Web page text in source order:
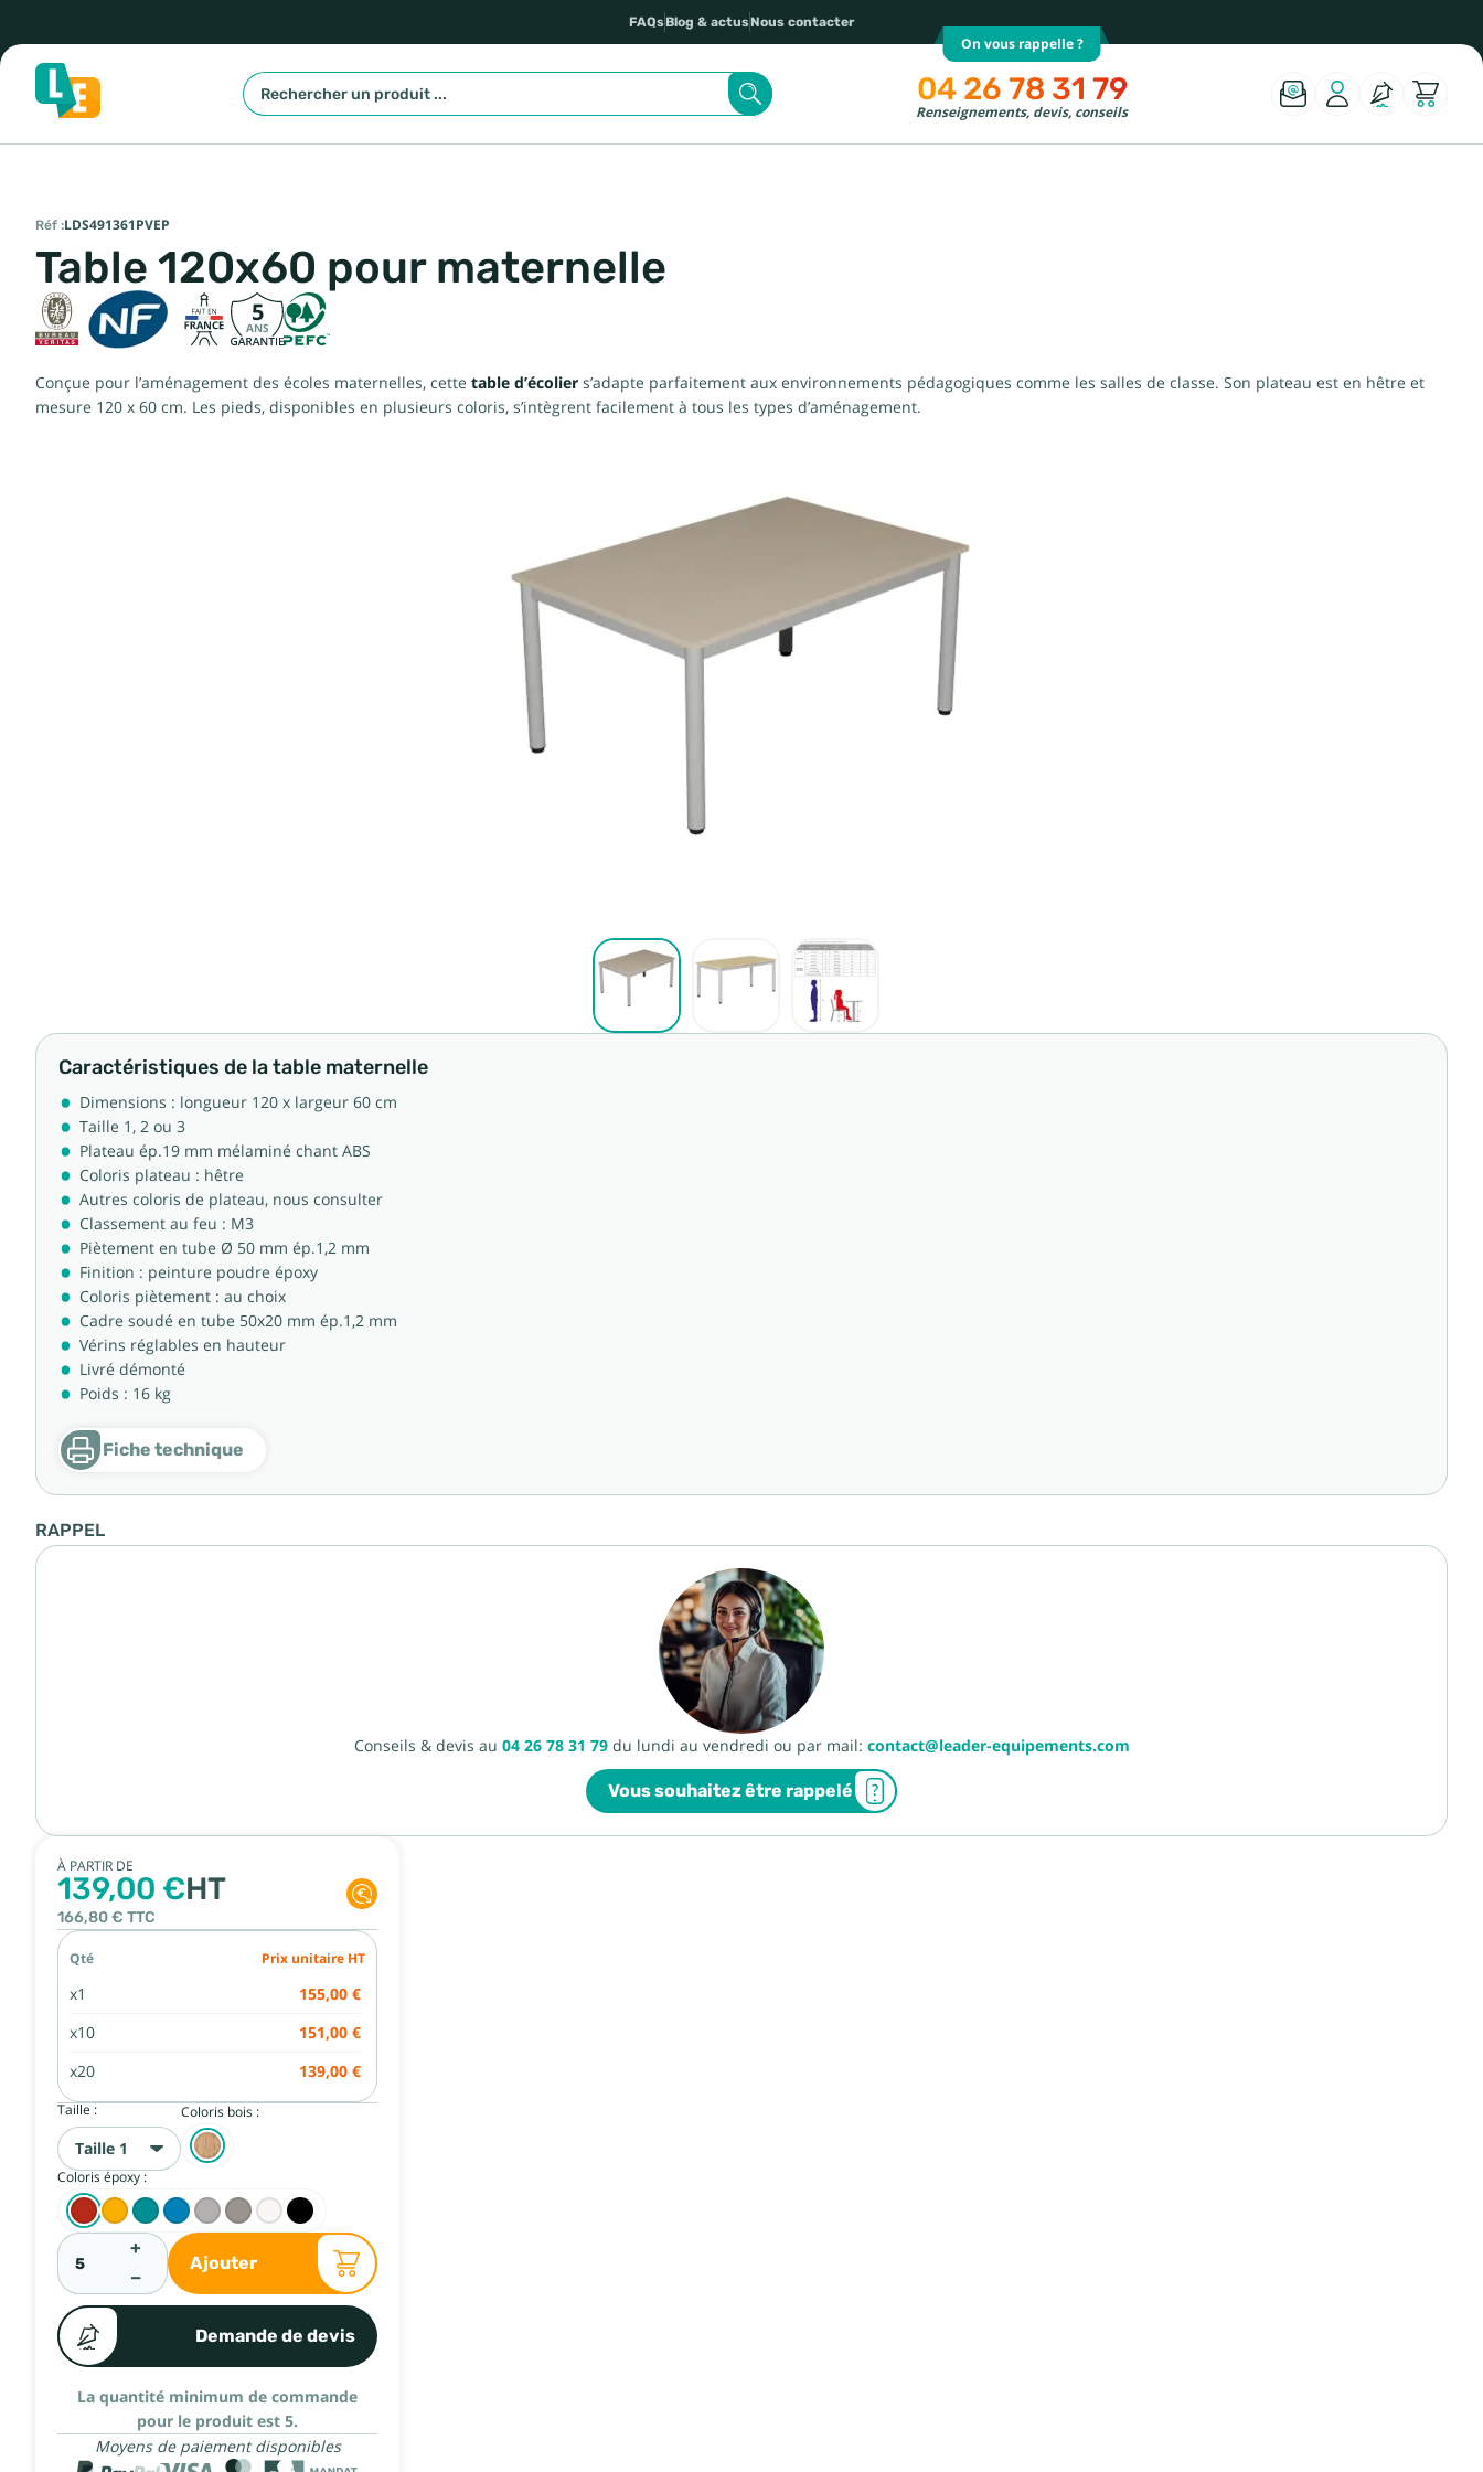
FAQsBlog & actusNous contacter
On vous rappelle ?
04 26 78 31 79
Renseignements, devis, conseils
À PARTIR DE
139,00 €HT
166,80 € TTC
Qté Prix unitaire HT
x1 155,00 €
x10 151,00 €
x20 139,00 €
Taille :
Taille 1
Coloris bois :
Coloris époxy :
+
−
Ajouter
Demande de devis
La quantité minimum de commande
pour le produit est 5.
Moyens de paiement disponibles
Réf :LDS491361PVEP
Table 120x60 pour maternelle
5
ANS
Conçue pour l’aménagement des écoles maternelles, cette table d’écolier s’adapte parfaitement aux environnements pédagogiques comme les salles de classe. Son plateau est en hêtre et
mesure 120 x 60 cm. Les pieds, disponibles en plusieurs coloris, s’intègrent facilement à tous les types d’aménagement.
Caractéristiques de la table maternelle
Dimensions : longueur 120 x largeur 60 cm
Taille 1, 2 ou 3
Plateau ép.19 mm mélaminé chant ABS
Coloris plateau : hêtre
Autres coloris de plateau, nous consulter
Classement au feu : M3
Piètement en tube Ø 50 mm ép.1,2 mm
Finition : peinture poudre époxy
Coloris piètement : au choix
Cadre soudé en tube 50x20 mm ép.1,2 mm
Vérins réglables en hauteur
Livré démonté
Poids : 16 kg
Fiche technique
RAPPEL
Conseils & devis au 04 26 78 31 79du lundi au vendredi ou par mail: contact@leader-equipements.com
Vous souhaitez être rappelé